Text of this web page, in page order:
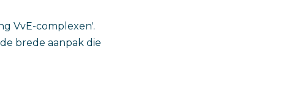
VvE-complexen'.
brede aanpak die